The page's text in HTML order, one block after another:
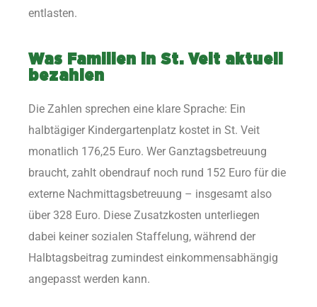
entlasten.
Was Familien in St. Veit aktuell
bezahlen
Die Zahlen sprechen eine klare Sprache: Ein
halbtägiger Kindergartenplatz kostet in St. Veit
monatlich 176,25 Euro. Wer Ganztagsbetreuung
braucht, zahlt obendrauf noch rund 152 Euro für die
externe Nachmittagsbetreuung – insgesamt also
über 328 Euro. Diese Zusatzkosten unterliegen
dabei keiner sozialen Staffelung, während der
Halbtagsbeitrag zumindest einkommensabhängig
angepasst werden kann.